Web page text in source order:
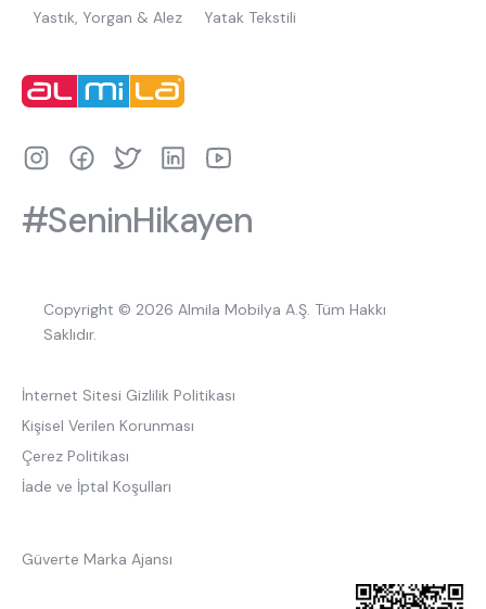
Yastık, Yorgan & Alez Yatak Tekstili
#SeninHikayen
Copyright © 2026 Almila Mobilya A.Ş. Tüm Hakkı
Saklıdır.
İnternet Sitesi Gizlilik Politikası
Kişisel Verilen Korunması
Çerez Politikası
İade ve İptal Koşulları
Güverte Marka Ajansı